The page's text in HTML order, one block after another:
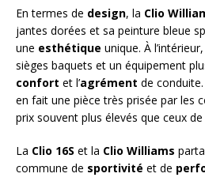
En termes de design, la Clio
jantes dorées et sa peinture bleue
une esthétique unique. À
sièges baquets et un équipement
confort et l’agrément de
en fait une pièce très prisée par les
prix souvent plus élevés que ceux de
La Clio 16S et la Clio Williams
commune de sportivité et de